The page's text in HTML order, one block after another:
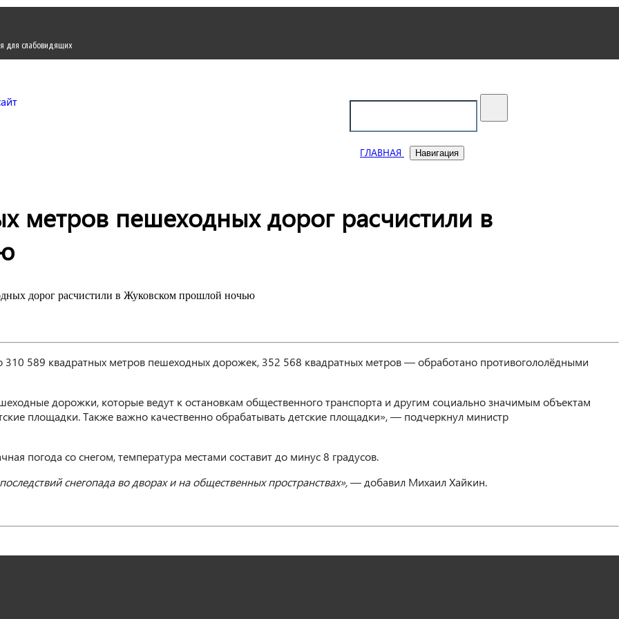
для слабовидящих
ГЛАВНАЯ Навигация
метров пешеходных дорог расчистили в
дорог расчистили в Жуковском прошлой ночью
589 квадратных метров пешеходных дорожек, 352 568 квадратных метров — обработано противогололёдными
дорожки, которые ведут к остановкам общественного транспорта и другим социально значимым объектам
площадки. Также важно качественно обрабатывать детские площадки», — подчеркнул министр
погода со снегом, температура местами составит до минус 8 градусов.
снегопада во дворах и на общественных пространствах»,— добавил Михаил Хайкин.